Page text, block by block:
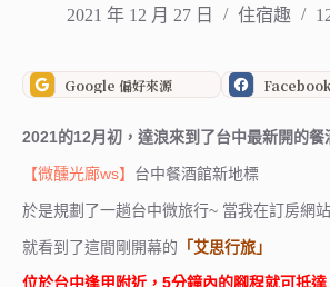
2021 年 12 月 27 日 住宿趣
Google 偏好來源 Facebook
2021的12月初，達浪來到了台中最新開的餐
【微醺光廊ws】 台中餐酒館新地標
於是規劃了一趟台中微旅行~ 當我在訂房網
就看到了這間剛開幕的 「艾思行旅」
位於台中逢甲附近，5分鐘內的腳程就可抵達